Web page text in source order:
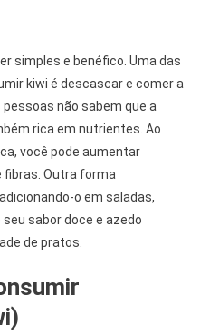
simples e benéfico. Uma das
kiwi é descascar e comer a
não sabem que a
rica em nutrientes. Ao
você pode aumentar
Outra forma
o em saladas,
sabor doce e azedo
de pratos.